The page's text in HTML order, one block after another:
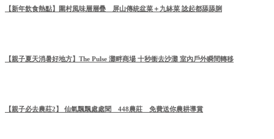
【新年飲食熱點】圍村風味層層疊 屏山傳統盆菜＋九缽菜 諗起都舔舔脷
【親子夏天消暑好地方】The Pulse 灘畔商場 十秒衝去沙灘 室內戶外瞬間轉移
【親子必去農莊2】 仙氣飄飄處處聞 448農莊 免費送你農耕導賞